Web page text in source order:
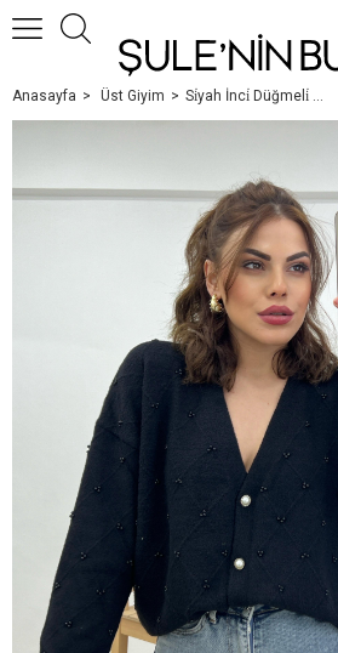
Üye Girişi
Anasayfa Üst Giyim Si̇yah İnci̇ Düğmeli̇ Hirka